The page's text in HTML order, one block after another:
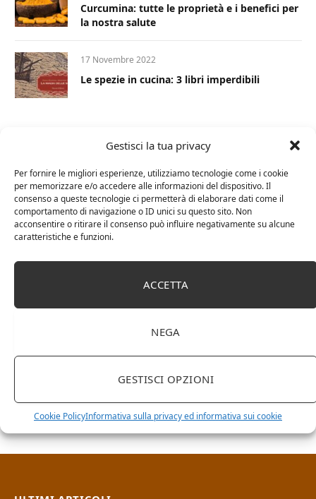
Gestisci la tua privacy
Per fornire le migliori esperienze, utilizziamo tecnologie come i cookie
per memorizzare e/o accedere alle informazioni del dispositivo. Il
consenso a queste tecnologie ci permetterà di elaborare dati come il
comportamento di navigazione o ID unici su questo sito. Non
acconsentire o ritirare il consenso può influire negativamente su alcune
caratteristiche e funzioni.
ACCETTA
NEGA
GESTISCI OPZIONI
Cookie PolicyInformativa sulla privacy ed informativa sui cookie
Curcumina: tutte le proprietà e i benefici per
la nostra salute
17 Novembre 2022
Le spezie in cucina: 3 libri imperdibili
RICERCA NEL SITO